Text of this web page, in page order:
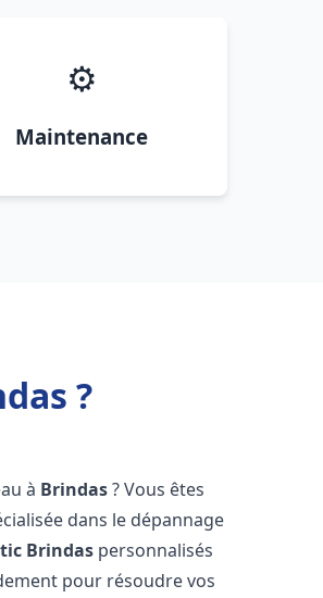
⚙️
Maintenance
?
à Brindas? Vous êtes
dans le dépannage
Brindas personnalisés
pour résoudre vos